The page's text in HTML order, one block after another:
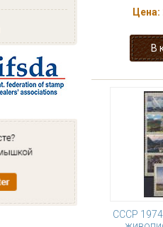
Цена:
СССР 1974